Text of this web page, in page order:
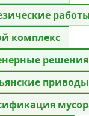
комплекс
решения
приводы